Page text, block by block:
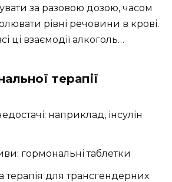
за разовою дозою, часом
рівні речовини в крові.
ці взаємодії алкоголь…
терапії
наприклад, інсулін
гормональні таблетки
терапія для трансгендерних